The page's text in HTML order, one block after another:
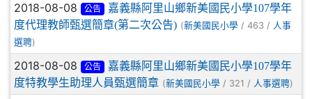
2018-08-08 公告
嘉義縣阿里山鄉新美國民小學107學年
度代理教師甄選簡章(第二次公告) (新美國民小學 / 463 / 人事
選聘)
2018-08-08 公告
嘉義縣阿里山鄉新美國民小學107學年
度特教學生助理人員甄選簡章 (新美國民小學 / 321 / 人事選聘)